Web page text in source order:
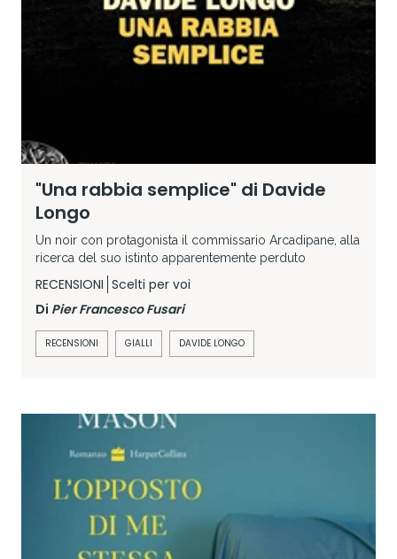
"Una rabbia semplice" di Davide
Longo
Un noir con protagonista il commissario Arcadipane, alla
ricerca del suo istinto apparentemente perduto
RECENSIONI Scelti per voi
Di Pier Francesco Fusari
RECENSIONI GIALLI DAVIDE LONGO